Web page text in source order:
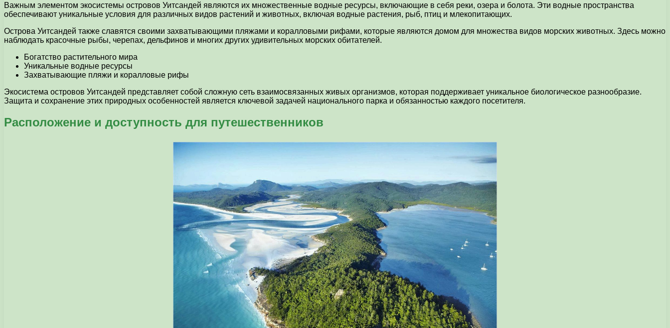
Важным элементом экосистемы островов Уитсандей являются их множественные водные ресурсы, включающие в себя реки, озера и болота. Эти водные пространства
обеспечивают уникальные условия для различных видов растений и животных, включая водные растения, рыб, птиц и млекопитающих.
Острова Уитсандей также славятся своими захватывающими пляжами и коралловыми рифами, которые являются домом для множества видов морских животных. Здесь можно
наблюдать красочные рыбы, черепах, дельфинов и многих других удивительных морских обитателей.
Богатство растительного мира
Уникальные водные ресурсы
Захватывающие пляжи и коралловые рифы
Экосистема островов Уитсандей представляет собой сложную сеть взаимосвязанных живых организмов, которая поддерживает уникальное биологическое разнообразие.
Защита и сохранение этих природных особенностей является ключевой задачей национального парка и обязанностью каждого посетителя.
Расположение и доступность для путешественников